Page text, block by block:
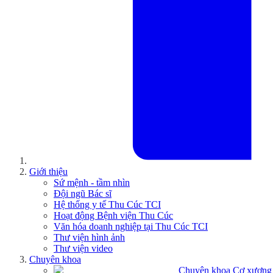
Giới thiệu
Sứ mệnh - tầm nhìn
Đội ngũ Bác sĩ
Hệ thống y tế Thu Cúc TCI
Hoạt động Bệnh viện Thu Cúc
Văn hóa doanh nghiệp tại Thu Cúc TCI
Thư viện hình ảnh
Thư viện video
Chuyên khoa
Chuyên khoa Cơ